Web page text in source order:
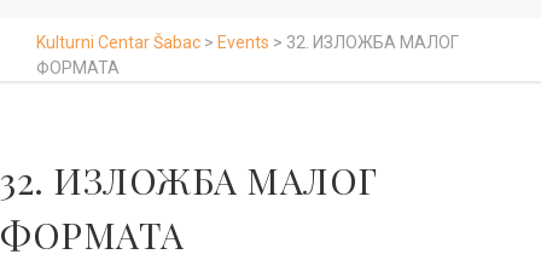
Kulturni Centar Šabac > Events > 32. ИЗЛОЖБА МАЛОГ
ФОРМАТА
32. ИЗЛОЖБА МАЛОГ
ФОРМАТА